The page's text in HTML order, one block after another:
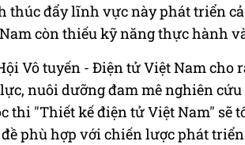
thúc đẩy lĩnh vực này phát triển
còn thiếu kỹ năng thực hành
Vô tuyến - Điện tử Việt Nam cho
nuôi dưỡng đam mê nghiên
thi "Thiết kế điện tử Việt Nam"
phù hợp với chiến lược phát